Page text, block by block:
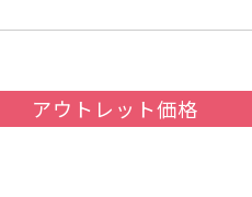
アウトレット価格